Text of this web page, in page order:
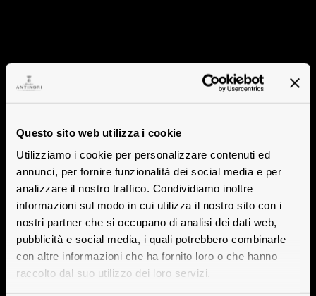
Questo sito web utilizza i cookie
Utilizziamo i cookie per personalizzare contenuti ed
annunci, per fornire funzionalità dei social media e per
analizzare il nostro traffico. Condividiamo inoltre
informazioni sul modo in cui utilizza il nostro sito con i
nostri partner che si occupano di analisi dei dati web,
pubblicità e social media, i quali potrebbero combinarle
con altre informazioni che ha fornito loro o che hanno
raccolto dal suo utilizzo dei loro servizi.